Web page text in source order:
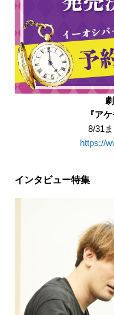
『ア
8/31
https://
インタビュー特集